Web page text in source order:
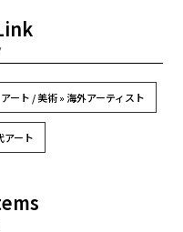
アート / 美術 » 海外アーティスト
アート